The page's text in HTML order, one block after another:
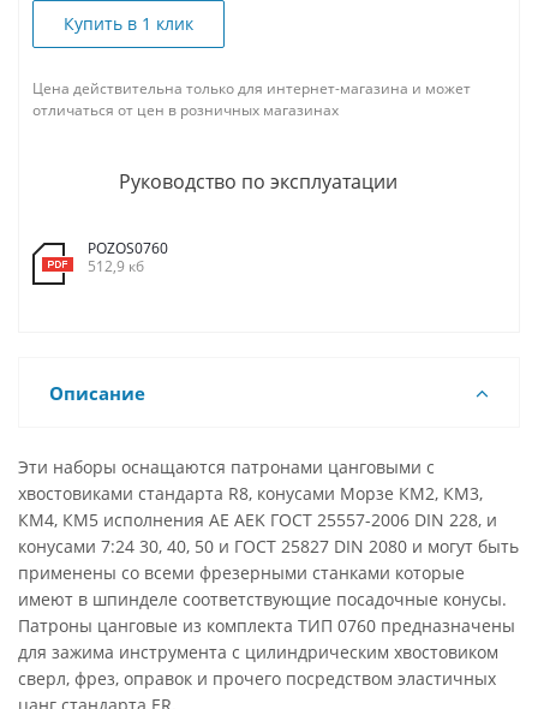
Купить в 1 клик
Цена действительна только для интернет-магазина и может
отличаться от цен в розничных магазинах
Руководство по эксплуатации
POZOS0760
512,9 кб
Описание
Эти наборы оснащаются патронами цанговыми с
хвостовиками стандарта R8, конусами Морзе КМ2, КМ3,
КМ4, КМ5 исполнения AE AEK ГОСТ 25557-2006 DIN 228, и
конусами 7:24 30, 40, 50 и ГОСТ 25827 DIN 2080 и могут быть
применены со всеми фрезерными станками которые
имеют в шпинделе соответствующие посадочные конусы.
Патроны цанговые из комплекта ТИП 0760 предназначены
для зажима инструмента с цилиндрическим хвостовиком
сверл, фрез, оправок и прочего посредством эластичных